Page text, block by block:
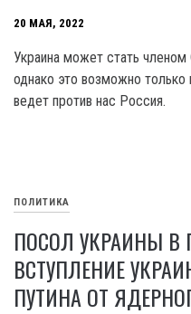
20 МАЯ, 2022
Украина может стать членом
однако это возможно только
ведет против нас Россия.
ПОЛИТИКА
ПОСОЛ УКРАИНЫ В
ВСТУПЛЕНИЕ
ПУТИНА ОТ